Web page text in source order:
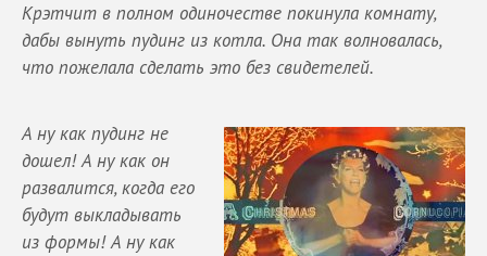
Крэтчит в полном одиночестве покинула комнату,
дабы вынуть пудинг из котла. Она так волновалась,
что пожелала сделать это без свидетелей.
А ну как пудинг не
дошел! А ну как он
развалится, когда его
будут выкладывать
из формы! А ну как